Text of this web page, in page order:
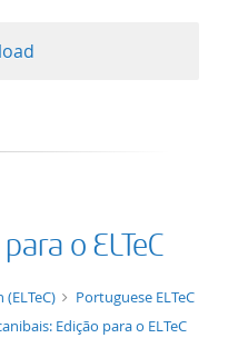
o ELTeC
Portuguese ELTeC
Edição para o ELTeC